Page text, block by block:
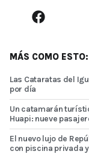
MÁS COMO ESTO:
Las Cataratas del
por día
Un catamarán
Huapi: nueve
El nuevo lujo de
con piscina privada